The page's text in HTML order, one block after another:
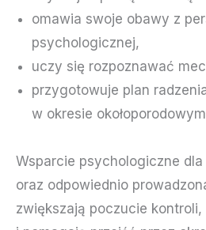
omawia swoje obawy z
psychologicznej,
uczy się rozpoznawać
przygotowuje plan
w okresie
Wsparcie psychologiczne dla
oraz odpowiednio
zwiększają poczucie